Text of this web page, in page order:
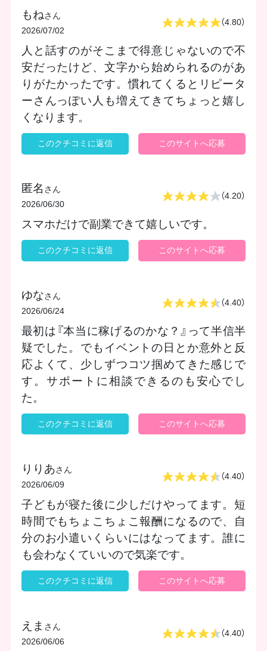
もねさん
2026/07/02
（4.80）
人と話すのがそこまで得意じゃないので不
安だったけど、文字から始められるのがあ
りがたかったです。慣れてくるとリピータ
ーさんっぽい人も増えてきてちょっと嬉し
くなります。
このクチコミに返信 このサイトへ応募
匿名 さん
2026/06/30
（4.20）
スマホだけで副業できて嬉しいです。
このクチコミに返信 このサイトへ応募
ゆなさん
2026/06/24
（4.40）
最初は『本当に稼げるのかな？』って半信半
疑でした。でもイベントの日とか意外と反
応よくて、少しずつコツ掴めてきた感じで
す。サポートに相談できるのも安心でし
た。
このクチコミに返信 このサイトへ応募
りりあさん
2026/06/09
（4.40）
子どもが寝た後に少しだけやってます。短
時間でもちょこちょこ報酬になるので、自
分のお小遣いくらいにはなってます。誰に
も会わなくていいので気楽です。
このクチコミに返信 このサイトへ応募
えま さん
2026/06/06
（4.40）